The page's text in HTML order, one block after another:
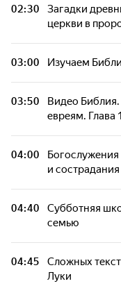
Загадки
церкви в
Вера.
Открытая
Сложных
Принято
проявлять
Познавая
жизнь
02:30
Загадки
церкви в
03:00 Изучаем
03:50
Видео
евреям. Глава
04:00
и сострадания
04:40
Субботняя
семью
04:45
Сложных
Луки